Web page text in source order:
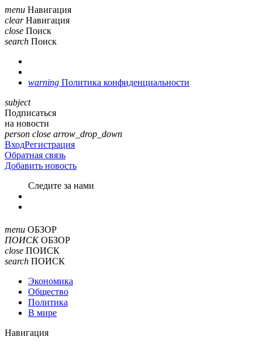
menu Навигация
clear Навигация
close Поиск
search Поиск
warning Политика конфиденциальности
subject
Подписаться
на новости
person close arrow_drop_down
ВходРегистрация
Обратная связь
Добавить новость
Cледите за нами
menu ОБЗОР
ПОИСК ОБЗОР
close ПОИСК
search ПОИСК
Экономика
Общество
Политика
В мире
Навигация